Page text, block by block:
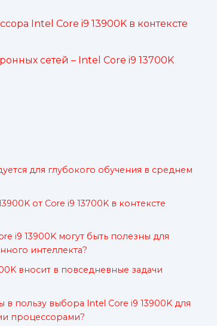
Intel Core i9 13900K в контексте
сетей – Intel Core i9 13700K
для глубокого обучения в среднем
от Core i9 13700K в контексте
i9 13900K могут быть полезны для
интеллекта?
вносит в повседневные задачи
пользу выбора Intel Core i9 13900K для
процессорами?